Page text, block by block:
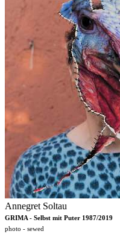
Annegret Soltau
GRIMA - Selbst mit Puter 1987/2019
photo - sewed